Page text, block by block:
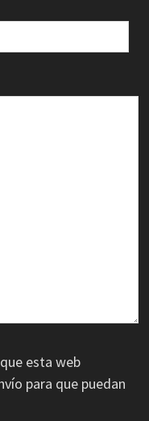
esta web
para que puedan